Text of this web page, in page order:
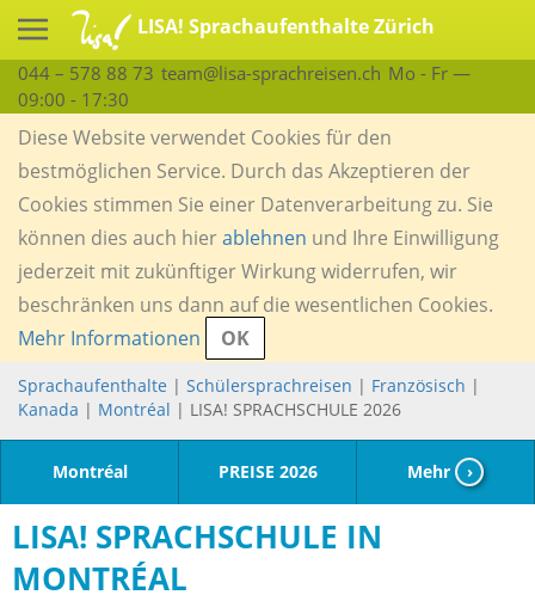
LISA! Sprachaufenthalte Zürich
044 – 578 88 73 team@lisa-sprachreisen.ch Mo - Fr —
09:00 - 17:30
Diese Website verwendet Cookies für den
bestmöglichen Service. Durch das Akzeptieren der
Cookies stimmen Sie einer Datenverarbeitung zu. Sie
können dies auch hierablehnen und Ihre Einwilligung
jederzeit mit zukünftiger Wirkung widerrufen, wir
beschränken uns dann auf die wesentlichen Cookies.
Mehr Informationen
OK
Sprachaufenthalte | Schülersprachreisen | Französisch |
Kanada | Montréal | LISA! SPRACHSCHULE 2026
Montréal PREISE 2026 Mehr ›
LISA! SPRACHSCHULE IN
MONTRÉAL